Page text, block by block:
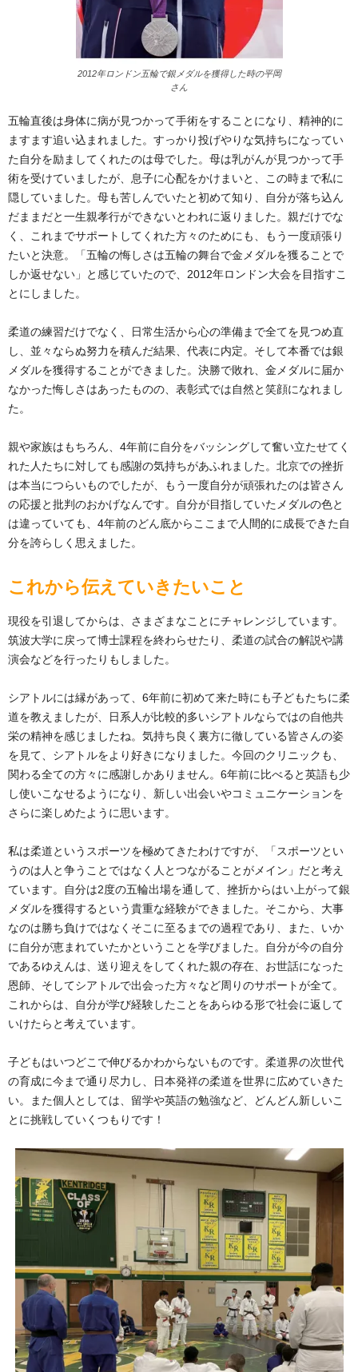
2012年ロンドン五輪で銀メダルを獲得した時の平岡
さん
五輪直後は身体に病が見つかって手術をすることになり、精神的に
ますます追い込まれました。すっかり投げやりな気持ちになってい
た自分を励ましてくれたのは母でした。母は乳がんが見つかって手
術を受けていましたが、息子に心配をかけまいと、この時まで私に
隠していました。母も苦しんでいたと初めて知り、自分が落ち込ん
だままだと一生親孝行ができないとわれに返りました。親だけでな
く、これまでサポートしてくれた方々のためにも、もう一度頑張り
たいと決意。「五輪の悔しさは五輪の舞台で金メダルを獲ることで
しか返せない」と感じていたので、2012年ロンドン大会を目指すこ
とにしました。
柔道の練習だけでなく、日常生活から心の準備まで全てを見つめ直
し、並々ならぬ努力を積んだ結果、代表に内定。そして本番では銀
メダルを獲得することができました。決勝で敗れ、金メダルに届か
なかった悔しさはあったものの、表彰式では自然と笑顔になれまし
た。
親や家族はもちろん、4年前に自分をバッシングして奮い立たせてく
れた人たちに対しても感謝の気持ちがあふれました。北京での挫折
は本当につらいものでしたが、もう一度自分が頑張れたのは皆さん
の応援と批判のおかげなんです。自分が目指していたメダルの色と
は違っていても、4年前のどん底からここまで人間的に成長できた自
分を誇らしく思えました。
これから伝えていきたいこと
現役を引退してからは、さまざまなことにチャレンジしています。
筑波大学に戻って博士課程を終わらせたり、柔道の試合の解説や講
演会などを行ったりもしました。
シアトルには縁があって、6年前に初めて来た時にも子どもたちに柔
道を教えましたが、日系人が比較的多いシアトルならではの自他共
栄の精神を感じましたね。気持ち良く裏方に徹している皆さんの姿
を見て、シアトルをより好きになりました。今回のクリニックも、
関わる全ての方々に感謝しかありません。6年前に比べると英語も少
し使いこなせるようになり、新しい出会いやコミュニケーションを
さらに楽しめたように思います。
私は柔道というスポーツを極めてきたわけですが、「スポーツとい
うのは人と争うことではなく人とつながることがメイン」だと考え
ています。自分は2度の五輪出場を通して、挫折からはい上がって銀
メダルを獲得するという貴重な経験ができました。そこから、大事
なのは勝ち負けではなくそこに至るまでの過程であり、また、いか
に自分が恵まれていたかということを学びました。自分が今の自分
であるゆえんは、送り迎えをしてくれた親の存在、お世話になった
恩師、そしてシアトルで出会った方々など周りのサポートが全て。
これからは、自分が学び経験したことをあらゆる形で社会に返して
いけたらと考えています。
子どもはいつどこで伸びるかわからないものです。柔道界の次世代
の育成に今まで通り尽力し、日本発祥の柔道を世界に広めていきた
い。また個人としては、留学や英語の勉強など、どんどん新しいこ
とに挑戦していくつもりです！